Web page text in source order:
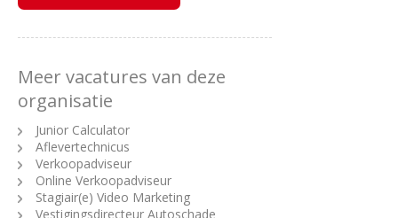
Meer vacatures van deze
organisatie
Junior Calculator
Aflevertechnicus
Verkoopadviseur
Online Verkoopadviseur
Stagiair(e) Video Marketing
Vestigingsdirecteur Autoschade